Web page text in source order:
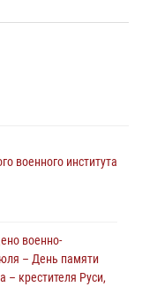
военного института
военно-
– День памяти
– крестителя Руси,